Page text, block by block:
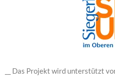
__ Das Projekt wird unterstützt